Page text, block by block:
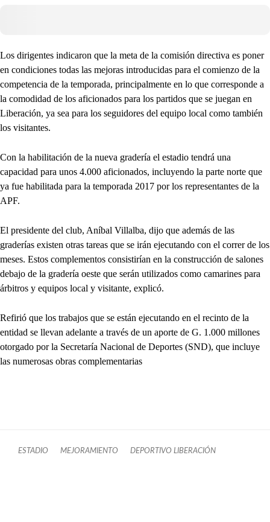
Los dirigentes indicaron que la meta de la comisión directiva es poner
en condiciones todas las mejoras introducidas para el comienzo de la
competencia de la temporada, principalmente en lo que corresponde a
la comodidad de los aficionados para los partidos que se juegan en
Liberación, ya sea para los seguidores del equipo local como también
los visitantes.
Con la habilitación de la nueva gradería el estadio tendrá una
capacidad para unos 4.000 aficionados, incluyendo la parte norte que
ya fue habilitada para la temporada 2017 por los representantes de la
APF.
El presidente del club, Aníbal Villalba, dijo que además de las
graderías existen otras tareas que se irán ejecutando con el correr de los
meses. Estos complementos consistirían en la construcción de salones
debajo de la gradería oeste que serán utilizados como camarines para
árbitros y equipos local y visitante, explicó.
Refirió que los trabajos que se están ejecutando en el recinto de la
entidad se llevan adelante a través de un aporte de G. 1.000 millones
otorgado por la Secretaría Nacional de Deportes (SND), que incluye
las numerosas obras complementarias
ESTADIO MEJORAMIENTO DEPORTIVO LIBERACIÓN